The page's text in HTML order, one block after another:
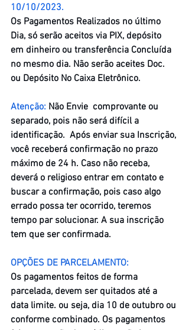
10/10/2023.
​Os Pagamentos Realizados no último
Dia, só serão aceitos via PIX, depósito
em dinheiro ou transferência Concluída
no mesmo dia. Não serão aceites Doc.
ou Depósito No Caixa Eletrônico.​
Atenção: Não Envie  comprovante ou
separado, pois não será difícil a
identificação.  Após enviar sua Inscrição,
você receberá confirmação no prazo
máximo de 24 h. Caso não receba,
deverá o religioso entrar em contato e
buscar a confirmação, pois caso algo
errado possa ter ocorrido, teremos
tempo par solucionar. A sua inscrição
tem que ser confirmada.
OPÇÕES DE PARCELAMENTO:
Os pagamentos feitos de forma
parcelada, devem ser quitados até a
data limite. ou seja, dia 10 de outubro ou
conforme combinado. Os pagamentos